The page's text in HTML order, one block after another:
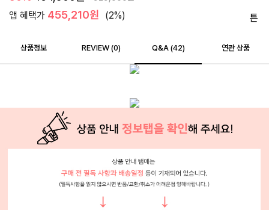
앱 혜택가 455,210원 (2%)
상품정보 REVIEW (0) Q&A (42) 연관 상품